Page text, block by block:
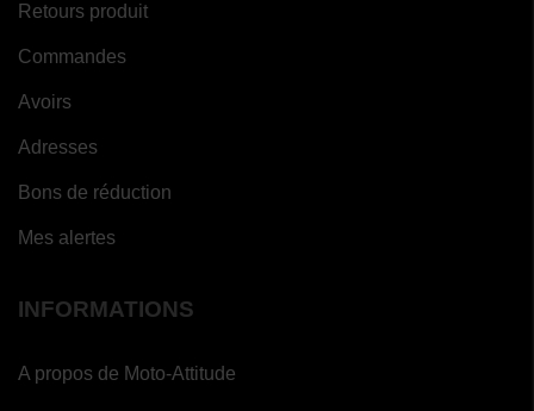
Retours produit
Commandes
Avoirs
Adresses
Bons de réduction
Mes alertes
INFORMATIONS
A propos de Moto-Attitude